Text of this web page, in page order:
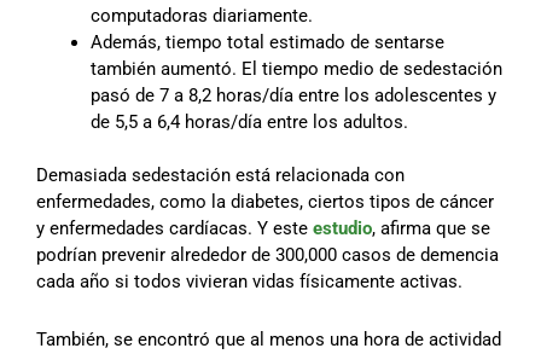
computadoras diariamente.
Además, tiempo total estimado de sentarse
también aumentó. El tiempo medio de sedestación
pasó de 7 a 8,2 horas/día entre los adolescentes y
de 5,5 a 6,4 horas/día entre los adultos.
Demasiada sedestación está relacionada con
enfermedades, como la diabetes, ciertos tipos de cáncer
y enfermedades cardíacas. Y este estudio, afirma que se
podrían prevenir alrededor de 300,000 casos de demencia
cada año si todos vivieran vidas físicamente activas.
También, se encontró que al menos una hora de actividad